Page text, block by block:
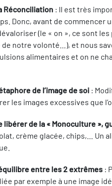
Réconciliation : Il est très
Donc, avant de commencer
(le « on », ce sont
de notre volonté…), et nous
alimentaires et on ne
de l’image de soi :
les images excessives que
libérer de la « Monoculture »,
crème glacée, chips,… Un
entre les 2 extrêmes :
par exemple à une image